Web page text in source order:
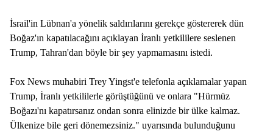
İsrail'in Lübnan'a yönelik saldırılarını gerekçe göstererek dün
Boğaz'ın kapatılacağını açıklayan İranlı yetkililere seslenen
Trump, Tahran'dan böyle bir şey yapmamasını istedi.
Fox News muhabiri Trey Yingst'e telefonla açıklamalar yapan
Trump, İranlı yetkililerle görüştüğünü ve onlara "Hürmüz
Boğazı'nı kapatırsanız ondan sonra elinizde bir ülke kalmaz.
Ülkenize bile geri dönemezsiniz." uyarısında bulunduğunu